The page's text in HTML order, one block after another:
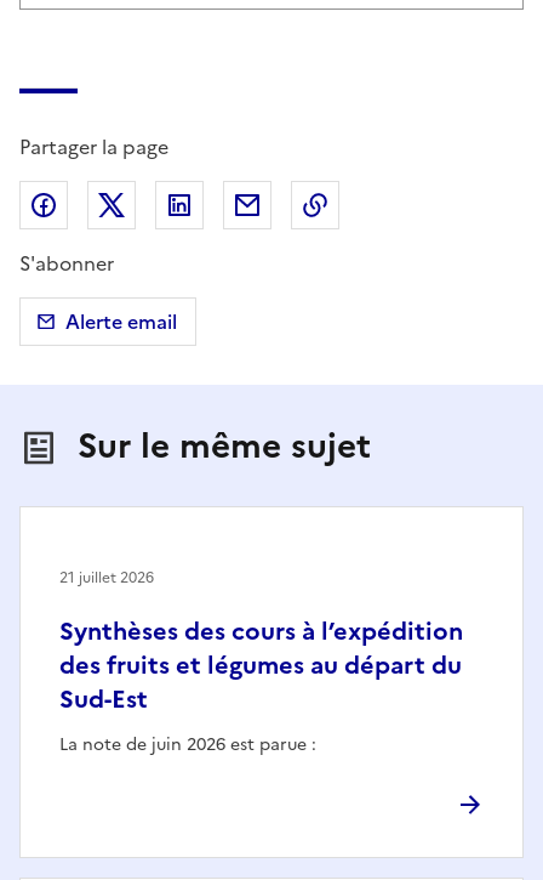
Partager la page
Partager sur Facebook
Partager sur X (anciennement Twitter)
Partager sur LinkedIn
Partager par email
S'abonner
Alerte email
Sur le même sujet
Synthèses des cours à l’expédition
des fruits et légumes au départ du
Sud-Est
La note de juin 2026 est parue :
21 juillet 2026